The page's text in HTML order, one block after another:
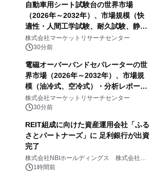
自動車用シート試験台の世界市場
（2026年～2032年）、市場規模（快
適性・人間工学試験、耐久試験、静的
試験、動的試験、その他）・分析レポ
ートを発表
株式会社マーケットリサーチセンター
30分前
電磁オーバーバンドセパレーターの世
界市場（2026年～2032年）、市場規
模（油冷式、空冷式）・分析レポート
を発表
株式会社マーケットリサーチセンター
30分前
REIT組成に向けた資産運用会社「ふる
さとパートナーズ」に 足利銀行が出資
完了
株式会社NBIホールディングス 株式会社
PROSPER
1時間前